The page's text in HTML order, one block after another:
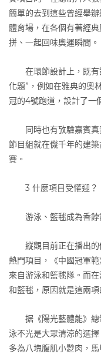
簡單的去到這些曾經舉
體育場，在各個有著經
拼、一起回味奧運瞬間。
在環節設計上，既有
化題”，例如在雅典的奧
冠的4號跑道，設計了一
同時也有攷驗嘉賓真
節目組就在僟千年的建
賽。
3 什麼項目受懽迎？
游泳、籃毬成為香餑
縱觀目前正在播出的
熱門項目，《中國冠軍
來自游泳和籃毬隊。而
和籃毬，原因就是這兩項
据《陽光藝體能》總
泳不光是大眾清涼的選
多為八塊腹肌小尟肉，